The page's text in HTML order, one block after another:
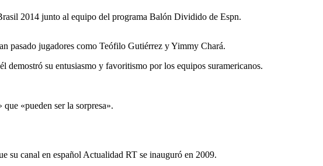
2014 junto al equipo del programa Balón Dividido de Espn.
pasado jugadores como Teófilo Gutiérrez y Yimmy Chará.
demostró su entusiasmo y favoritismo por los equipos suramericanos.
«pueden ser la sorpresa».
su canal en español Actualidad RT se inauguró en 2009.